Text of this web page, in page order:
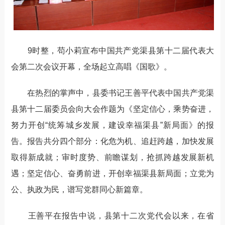
9时整，苟小莉宣布中国共产党渠县第十二届代表大
会第二次会议开幕，全场起立高唱《国歌》。
在热烈的掌声中，县委书记王善平代表中国共产党渠
县第十二届委员会向大会作题为《坚定信心，乘势奋进，
努力开创“统筹城乡发展，建设幸福渠县”新局面》的报
告。报告共分四个部分：化危为机、追赶跨越，加快发展
取得新成就；审时度势、前瞻谋划，抢抓跨越发展新机
遇；坚定信心、奋勇前进，开创幸福渠县新局面；立党为
公、执政为民，谱写党群同心新篇章。
王善平在报告中说，县第十二次党代会以来，在省